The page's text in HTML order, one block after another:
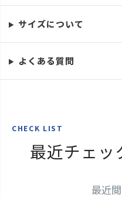
サイズについて
よくある質問
CHECK LIST
最近チェッ
最近